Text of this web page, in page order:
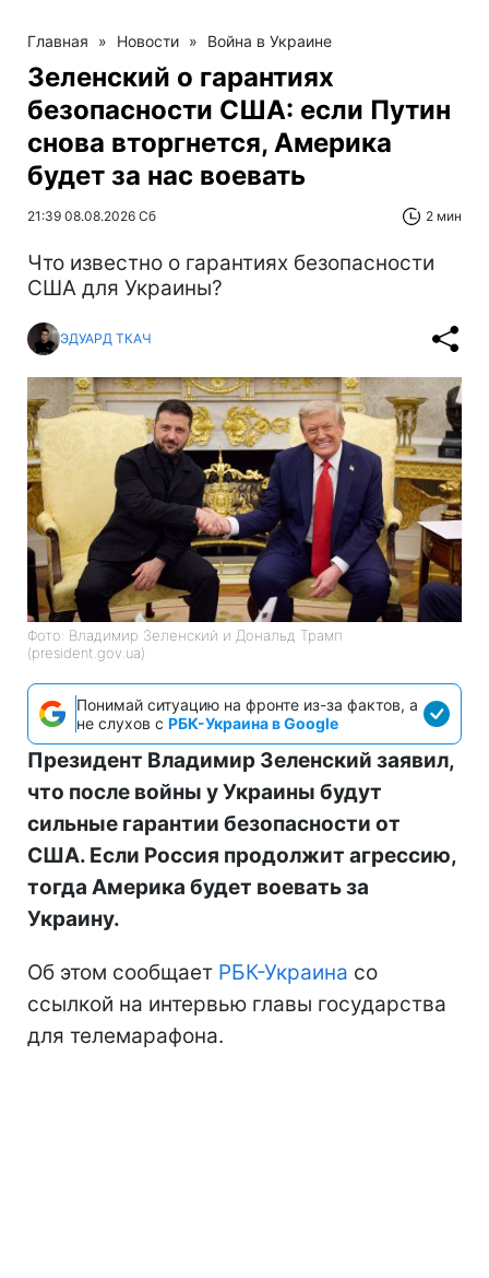
Главная » Новости » Война в Украине
Зеленский о гарантиях
безопасности США: если Путин
снова вторгнется, Америка
будет за нас воевать
21:39 08.08.2026 Сб 2 мин
Что известно о гарантиях безопасности
США для Украины?
ЭДУАРД ТКАЧ
Фото: Владимир Зеленский и Дональд Трамп
(president.gov.ua)
Понимай ситуацию на фронте из-за фактов, а
не слухов с РБК-Украина в Google
Президент Владимир Зеленский заявил,
что после войны у Украины будут
сильные гарантии безопасности от
США. Если Россия продолжит агрессию,
тогда Америка будет воевать за
Украину.
Об этом сообщает РБК-Украина со
ссылкой на интервью главы государства
для телемарафона.